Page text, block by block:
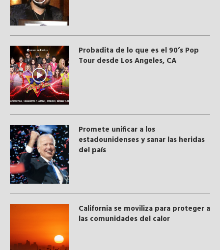
Probadita de lo que es el 90’s Pop
Tour desde Los Angeles, CA
Promete unificar a los
estadounidenses y sanar las heridas
del país
California se moviliza para proteger a
las comunidades del calor